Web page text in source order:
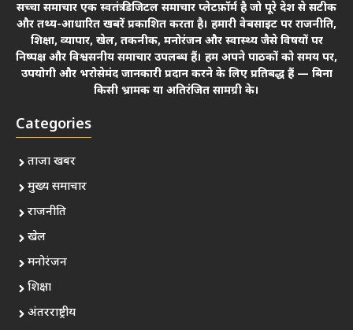
सच्चा समाचार एक स्वतंत्र डिजिटल समाचार प्लेटफ़ॉर्म है जो पूरे देश से सटीक
और तथ्य-आधारित खबरें प्रकाशित करता है। हमारी वेबसाइट पर राजनीति,
शिक्षा, व्यापार, खेल, तकनीक, मनोरंजन और स्वास्थ्य जैसे विषयों पर
निष्पक्ष और विश्वसनीय समाचार उपलब्ध हैं। हम अपने पाठकों को समय पर,
उपयोगी और भरोसेमंद जानकारी प्रदान करने के लिए प्रतिबद्ध हैं — बिना
किसी भ्रामक या अतिरंजित सामग्री के।
Categories
ताजा खबर
मुख्य समाचार
राजनीति
खेल
मनोरंजन
शिक्षा
अंतरराष्ट्रीय